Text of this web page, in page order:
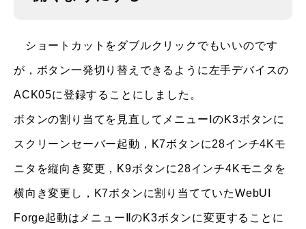
ショートカットをダブルクリックでもいいのです
が，ボタン一発切り替えできるように左手デバイスの
ACK05に登録することにしました。
ボタンの割り当てを見直してメニューⅠのK3ボタンに
スクリーンセーバー起動，K7ボタンに28インチ4Kモ
ニタを縦向き変更，K9ボタンに28インチ4Kモニタを
横向き変更し，K7ボタンに割り当てていたWebUI
Forge起動はメニューⅡのK3ボタンに変更することに